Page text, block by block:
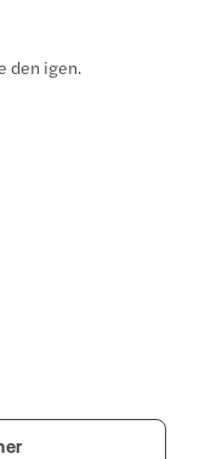
den igen.